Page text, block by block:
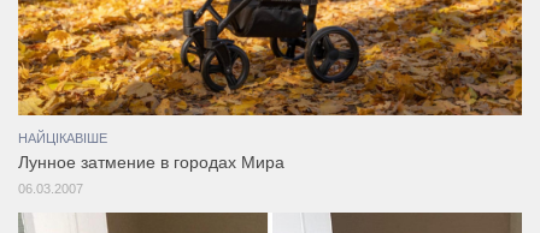
НАЙЦІКАВІШЕ
Лунное затмение в городах Мира
06.03.2007